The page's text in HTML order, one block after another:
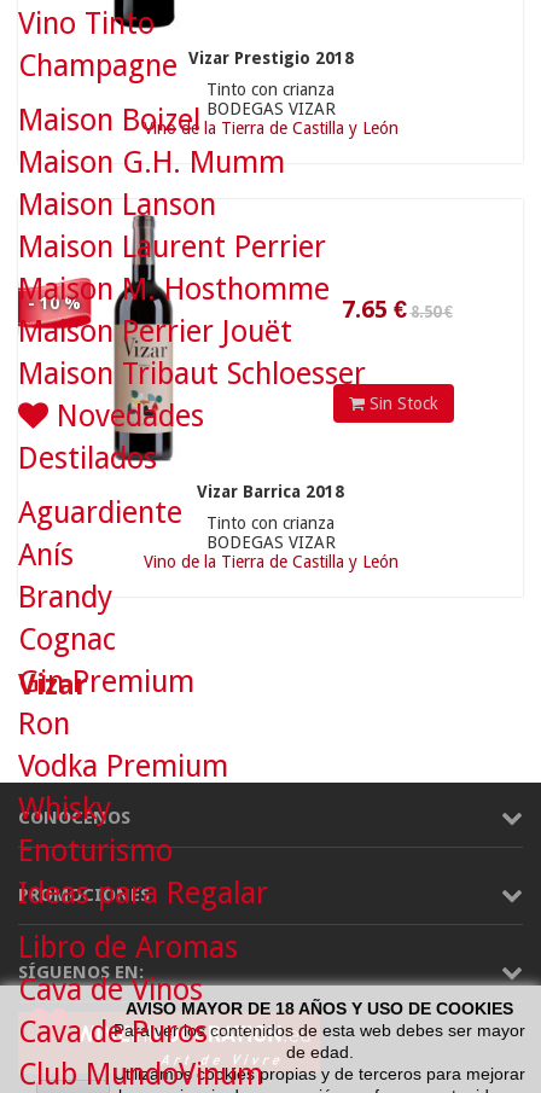
Vizar Prestigio 2018
Tinto con crianza
BODEGAS VIZAR
Vino de la Tierra de Castilla y León
- 10 %
Sin Stock
Vizar Barrica 2018
Tinto con crianza
BODEGAS VIZAR
Vino de la Tierra de Castilla y León
Vizar
CONÓCENOS
PROMOCIONES
SÍGUENOS EN:
AVISO MAYOR DE 18 AÑOS Y USO DE COOKIES
Para ver los contenidos de esta web debes ser mayor
de edad.
Utilizamos cookies propias y de terceros para mejorar
Vino Tinto
Champagne
Maison Boizel
Maison G.H. Mumm
Maison Lanson
Maison Laurent Perrier
Maison M. Hosthomme
Maison Perrier Jouët
Maison Tribaut Schloesser
Novedades
Destilados
Aguardiente
Anís
Brandy
Cognac
Gin Premium
Ron
Vodka Premium
Whisky
Enoturismo
Ideas para Regalar
Libro de Aromas
Cava de Vinos
Cava de Puros
Club MundoVinum